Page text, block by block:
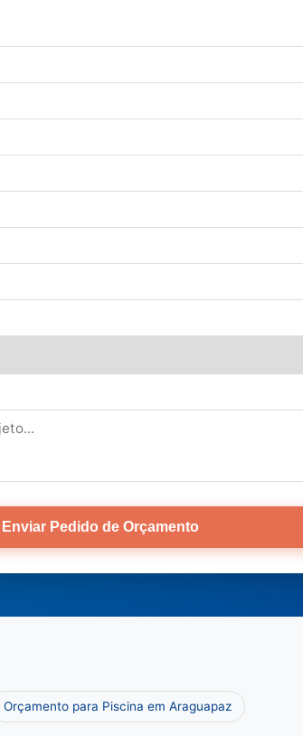
Enviar Pedido de Orçamento
Orçamento para Piscina em Araguapaz